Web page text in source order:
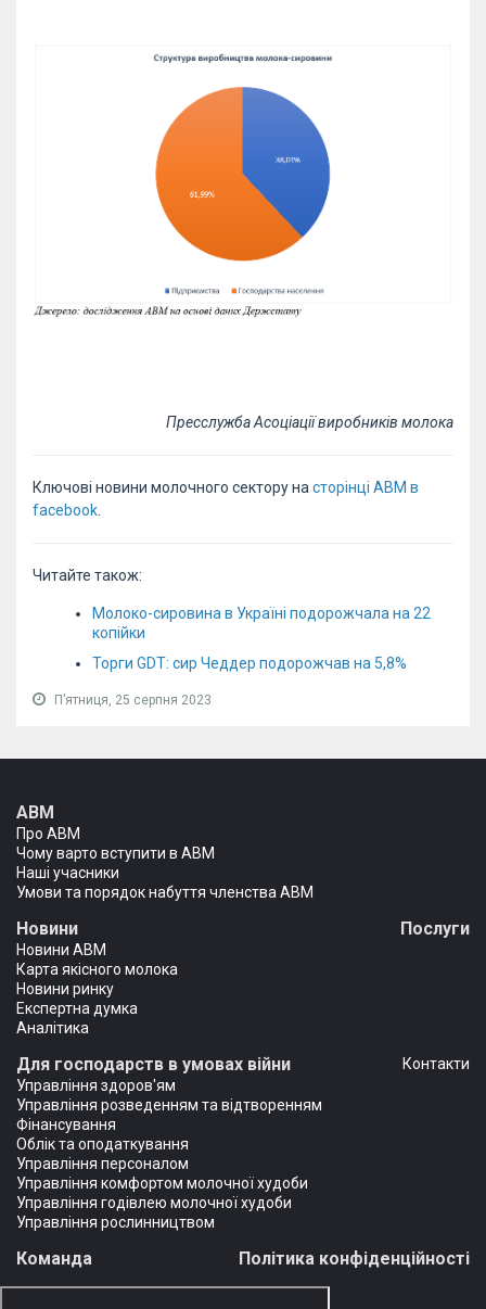
Пресслужба Асоціації виробників молока
Ключові новини молочного сектору насторінці АВМ в
facebook.
Читайте також:
Молоко-сировина в Україні подорожчала на 22
копійки
Торги GDT: сир Чеддер подорожчав на 5,8%
Пʼятниця, 25 серпня 2023
АВМ
Про АВМ
Чому варто вступити в АВМ
Наші учасники
Умови та порядок набуття членства АВМ
Новини
Новини АВМ
Карта якісного молока
Новини ринку
Експертна думка
Аналітика
Послуги
Для господарств в умовах війни
Управління здоров'ям
Управління розведенням та відтворенням
Фінансування
Облік та оподаткування
Управління персоналом
Управління комфортом молочної худоби
Управління годівлею молочної худоби
Управління рослинництвом
Контакти
Команда Політика конфіденційності